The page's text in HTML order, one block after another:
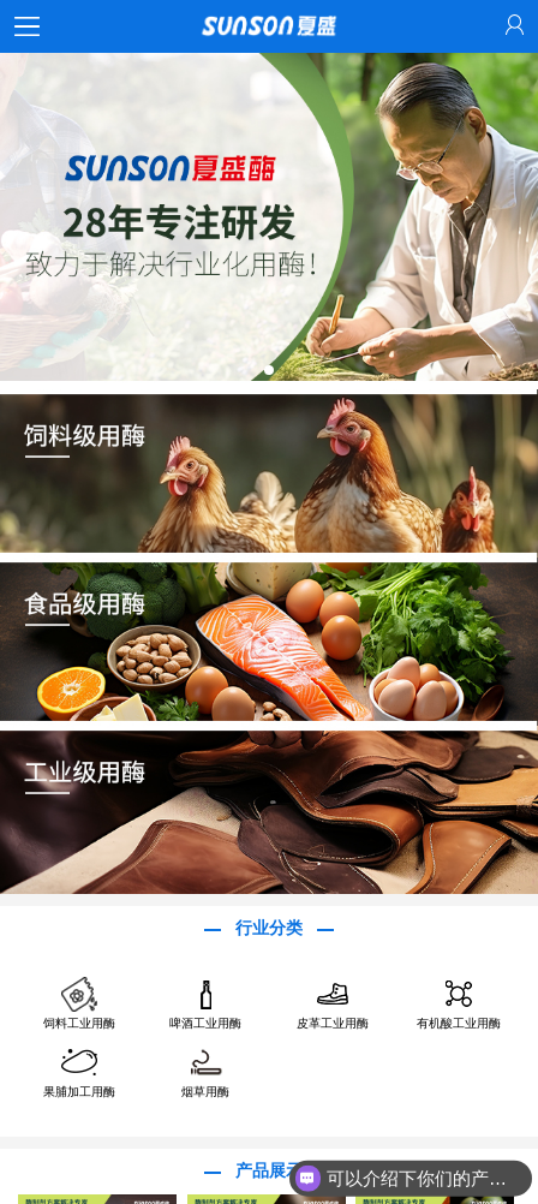
行业分类
饲料工业用酶 啤酒工业用酶 皮革工业用酶 有机酸工业用酶
果脯加工用酶 烟草用酶
产品展示
可以介绍下你们的产品么？
你们是怎么收费的呢？